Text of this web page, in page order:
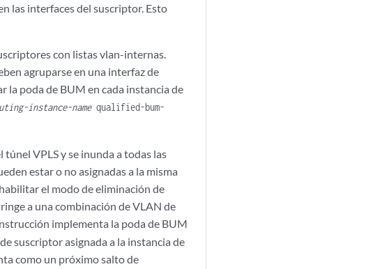
las interfaces del suscriptor. Esto
con listas vlan-internas.
agruparse en una interfaz de
la poda de BUM en cada instancia de
instance-namequalified-bum-
VPLS y se inunda a todas las
estar o no asignadas a la misma
el modo de eliminación de
a una combinación de VLAN de
implementa la poda de BUM
suscriptor asignada a la instancia de
como un próximo salto de